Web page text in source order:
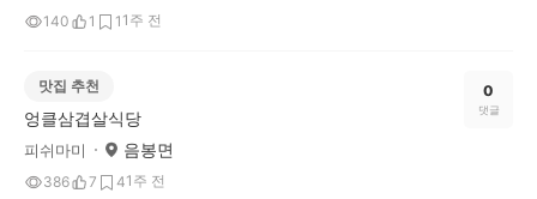
140 1 1 1주 전
맛집 추천
엉클삼겹살식당
피쉬마미 음봉면
386 7 41주 전
0
댓글